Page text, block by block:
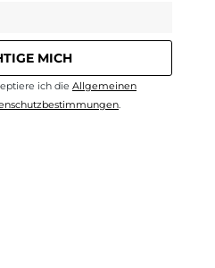
MICH
ich die Allgemeinen
.